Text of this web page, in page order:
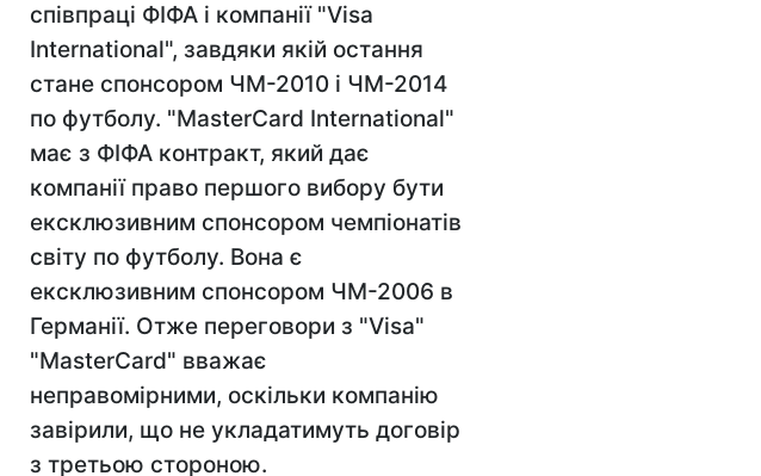
співпраці ФІФА і компанії "Visa
International", завдяки якій остання
стане спонсором ЧМ-2010 і ЧМ-2014
по футболу. "MasterCard International"
має з ФІФА контракт, який дає
компанії право першого вибору бути
ексклюзивним спонсором чемпіонатів
світу по футболу. Вона є
ексклюзивним спонсором ЧМ-2006 в
Германії. Отже переговори з "Visa"
"MasterCard" вважає
неправомірними, оскільки компанію
завірили, що не укладатимуть договір
з третьою стороною.